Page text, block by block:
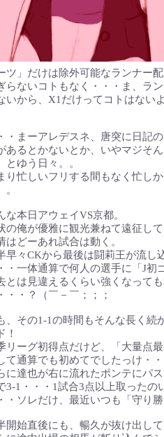
ツ」だけは除外可能なランナー
らないコトもなく・・・ま、ラ
いから、X1だけってコトはない
・まーアレデスネ、唐突に日記
あるとかないとか、いやマジそ
とゆう日々。。
り忙しいフリする間もなく忙し
。
な本日アウェイVS京都。
の俺が優雅に観光兼ねて遠征し
はどーあれ試合は動く。
早々CKから最後は闘莉王が流し
・一体通算で何人の選手に「J
とは見違えるくらい強くなって
・・？（￣－￣；；；
、その1-1の時間もそんな長く続
！
リーグ初得点だけど、「大量点
て通算でも初めてでしたっけ・
に達也が右に流れたポンテにパ
3-1・・・1試合3点以上取ったの
・ソレだけ、最近いつも「守り
開始直後にも、暢久が抜け出し